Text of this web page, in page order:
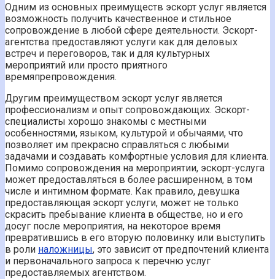
Одним из основных преимуществ эскорт услуг является
возможность получить качественное и стильное
сопровождение в любой сфере деятельности. Эскорт-
агентства предоставляют услуги как для деловых
встреч и переговоров, так и для культурных
мероприятий или просто приятного
времяпрепровождения.
Другим преимуществом эскорт услуг является
профессионализм и опыт сопровождающих. Эскорт-
специалисты хорошо знакомы с местными
особенностями, языком, культурой и обычаями, что
позволяет им прекрасно справляться с любыми
задачами и создавать комфортные условия для клиента.
Помимо сопровождения на мероприятии, эскорт-услуга
может предоставляться в более расширенном, в том
числе и интимном формате. Как правило, девушка
предоставляющая эскорт услуги, может не только
скрасить пребывание клиента в обществе, но и его
досуг после мероприятия, на некоторое время
превратившись в его вторую половинку или выступить
в роли наложницы, это зависит от предпочтений клиента
и первоначального запроса к перечню услуг
предоставляемых агентством.